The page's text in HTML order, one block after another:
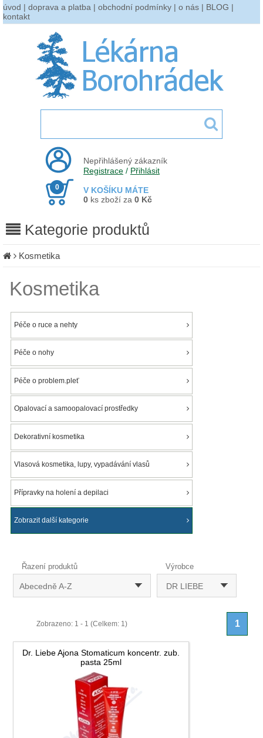
úvod | doprava a platba | obchodní podmínky | o nás | BLOG |
kontakt
Nepřihlášený zákazník
Registrace / Přihlásit
V KOŠÍKU MÁTE
0
0 ks zboží za 0 Kč
Kategorie produktů
Kosmetika
Kosmetika
Péče o ruce a nehty
Péče o nohy
Péče o problem.pleť
Opalovací a samoopalovací prostředky
Dekorativní kosmetika
Vlasová kosmetika, lupy, vypadávání vlasů
Přípravky na holení a depilaci
Zobrazit další kategorie
Řazení produktů
Abecedně A-Z
Výrobce
DR LIEBE
Zobrazeno: 1 - 1 (Celkem: 1) 1
Dr. Liebe Ajona Stomaticum koncentr. zub.
pasta 25ml